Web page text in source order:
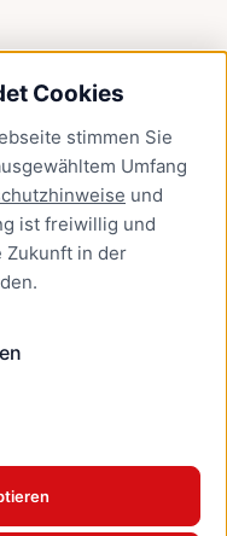
Cookies
stimmen Sie
Umfang
und
ist freiwillig und
Zukunft in der